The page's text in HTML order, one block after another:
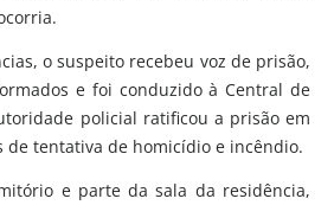
o suspeito recebeu voz de prisão,
e foi conduzido à Central de
policial ratificou a prisão em
de tentativa de homicídio e incêndio.
e parte da sala da residência,